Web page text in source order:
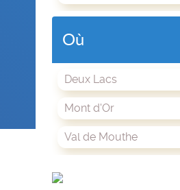
Où
Deux Lacs
Mont d'Or
Val de Mouthe